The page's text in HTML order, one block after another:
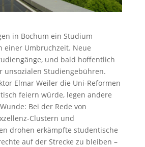
in Bochum ein Studium
einer Umbruchzeit. Neue
und bald hoffentlich
unsozialen Studiengebühren.
Elmar Weiler die Uni-Reformen
feiern würde, legen andere
Bei der Rede von
Clustern und
drohen erkämpfte studentische
auf der Strecke zu bleiben –